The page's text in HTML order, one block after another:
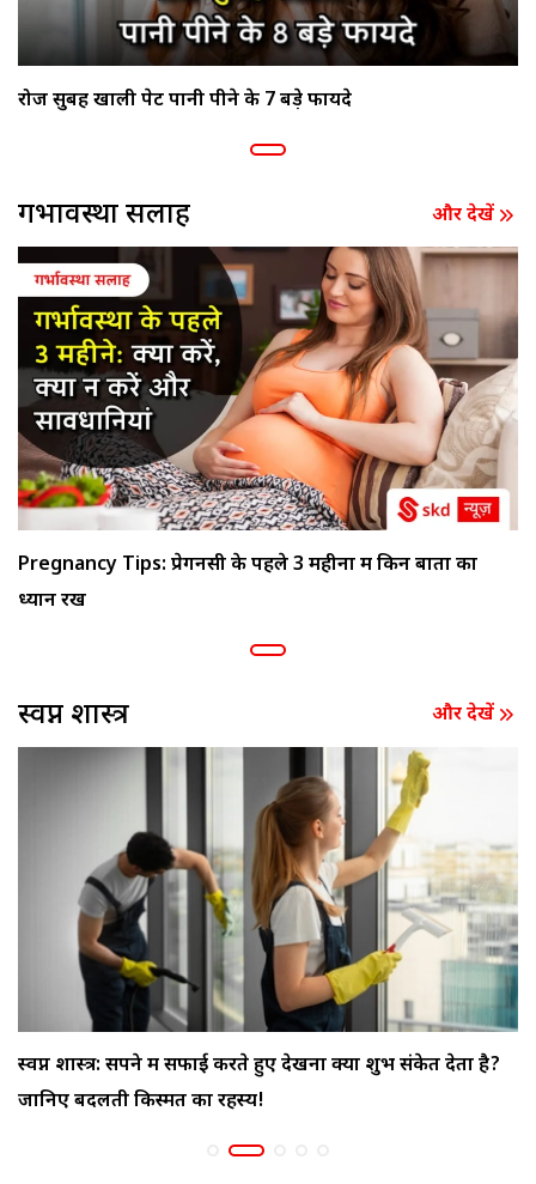
रोज सुबह खाली पेट पानी पीने के 7 बड़े फायदे
गर्भावस्था सलाह और देखें
Pregnancy Tips: प्रेगनेंसी के पहले 3 महीनों में किन बातों का
ध्यान रखें
स्वप्न शास्त्र और देखें
स्वप्न शास्त्र: सपने में सफाई करते हुए देखना क्या शुभ संकेत देता है?
जानिए बदलती किस्मत का रहस्य!